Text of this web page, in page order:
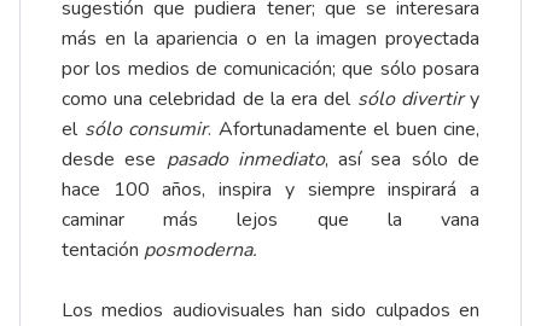
sugestión que pudiera tener; que se interesara
más en la apariencia o en la imagen proyectada
por los medios de comunicación; que sólo posara
como una celebridad de la era del sólo divertiry
el sólo consumir. Afortunadamente el buen cine,
desde ese pasado inmediato, así sea sólo de
hace 100 años, inspira y siempre inspirará a
caminar más lejos que la vana
tentación posmoderna.
Los medios audiovisuales han sido culpados en